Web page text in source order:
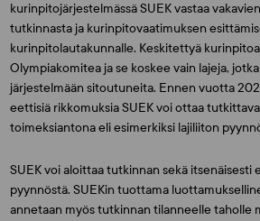
kurinpitojärjestelmässä SUEK vastaa
tutkinnasta ja kurinpitovaatimuksen
kurinpitolautakunnalle. Keskitettyä
Olympiakomitea ja se koskee vain lajeja,
järjestelmään sitoutuneita. Ennen vuotta
eettisiä rikkomuksia SUEK voi ottaa
toimeksiantona eli esimerkiksi lajiliiton
SUEK voi aloittaa tutkinnan sekä itsenäisesti
pyynnöstä. SUEKin tuottama
annetaan myös tutkinnan tilanneelle taholle